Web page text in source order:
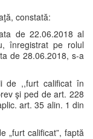
constată:
de 22.06.2018 al
înregistrat pe rolul
de 28.06.2018, s-a
de ,,furt calificat în
şi ped de art. 228
art. 35 alin. 1 din
„furt calificat”, faptă